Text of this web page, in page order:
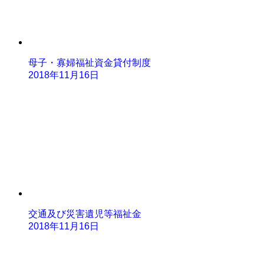
母子・寡婦福祉資金貸付制度
2018年11月16日
交通及び災害遺児等福祉金
2018年11月16日